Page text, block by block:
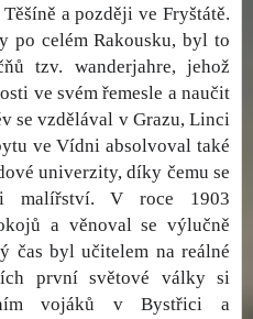
a později ve Fryštátě.
po celém Rakousku, byl to
tzv. wanderjahre, jehož
ve svém řemesle a naučit
se vzdělával v Grazu, Linci
ve Vídni absolvoval také
univerzity, díky čemu se
malířství. V roce 1903
a věnoval se výlučně
čas byl učitelem na reálné
první světové války si
vojáků v Bystřici a